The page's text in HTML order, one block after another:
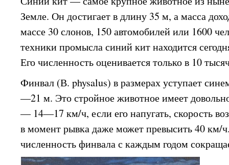
Земле. Он достигает в длину 35 м, а масса
массе 30 слонов, 150 автомобилей или 1600
техники промысла синий кит находится
Его численность оценивается только в 10
Финвал (В. physalus) в размерах уступает
—21 м. Это стройное животное имеет
— 14—17 км/ч, если его напугать, скорость
в момент рывка даже может превысить 40 км/
численность финвала с каждым годом